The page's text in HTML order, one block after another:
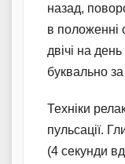
назад,
в положенні
двічі на
буквально
Техніки
пульсації.
(4 секунди